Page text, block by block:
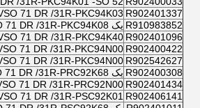
R902401337
71 DR /31R-PKC94K03
R910983852 یک AA10VSO 71 DR /31R-PKC94K08
R902401096
71 DR /31R-PKC94K40
R902400422
71 DR /31R-PKC94N00
R902542627
71 DR /31R-PKC94N00
R902400308 یک AA10VSO 71 DR /31R-PRC92K68
R902401434
71 DR /31R-PRC92N00
R902406141
71 DR /31R-PSC92K01